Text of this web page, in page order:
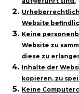
Website
Keine
Website zu
diese zu
Inhalte der
kopieren, zu
Keine